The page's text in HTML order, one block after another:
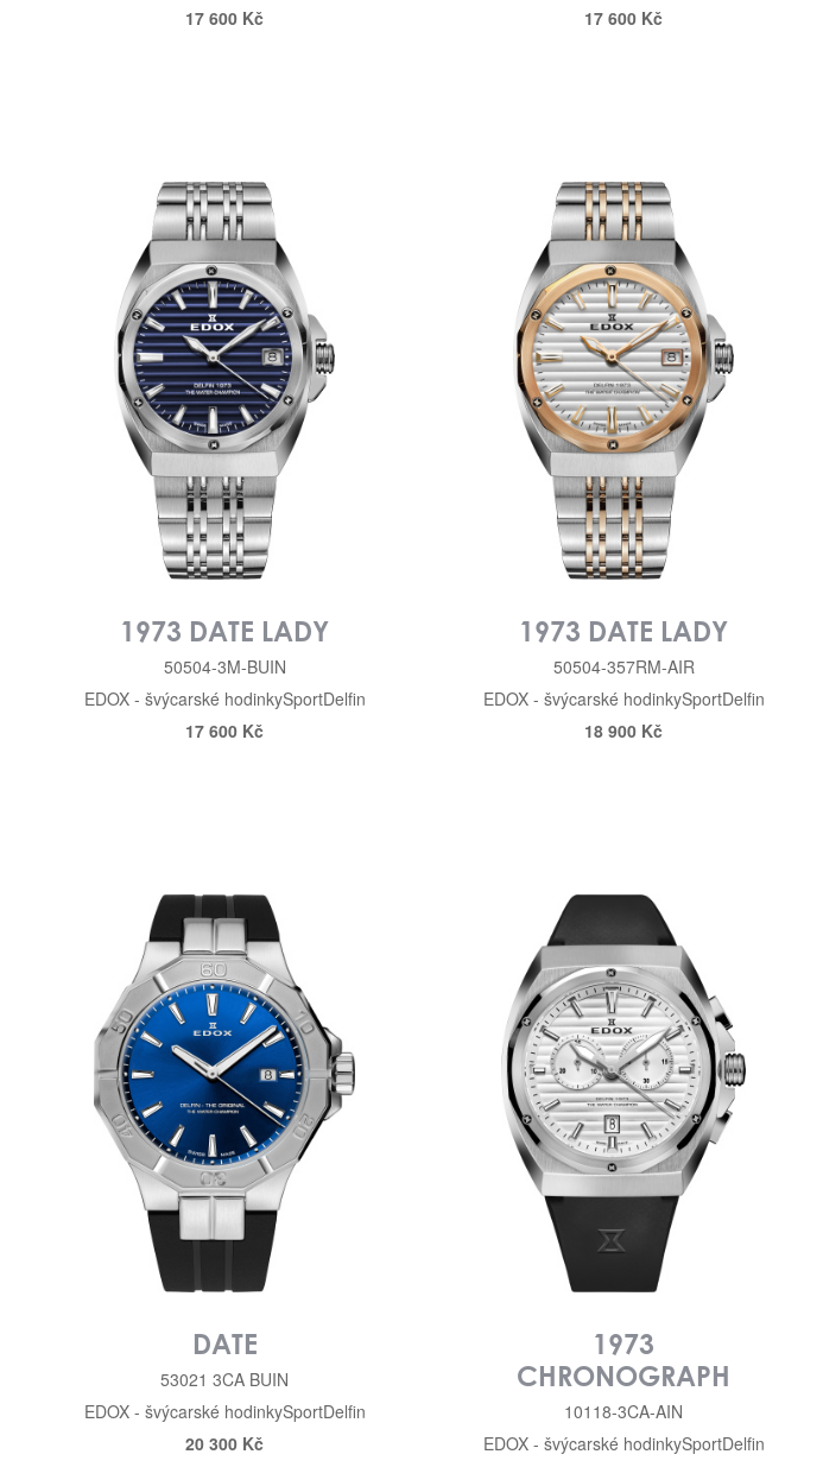
17 600 Kč
17 600 Kč
1973 DATE LADY
50504-3M-BUIN
EDOX - švýcarské hodinkySportDelfin
17 600 Kč
1973 DATE LADY
50504-357RM-AIR
EDOX - švýcarské hodinkySportDelfin
18 900 Kč
DATE
53021 3CA BUIN
EDOX - švýcarské hodinkySportDelfin
20 300 Kč
1973
CHRONOGRAPH
10118-3CA-AIN
EDOX - švýcarské hodinkySportDelfin